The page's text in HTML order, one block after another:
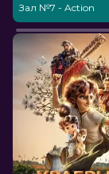
Зал №7 - Action